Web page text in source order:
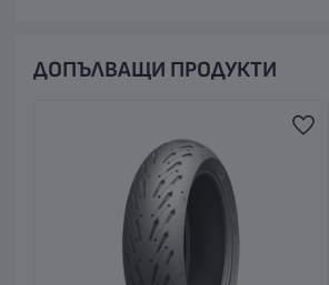
ДОПЪЛВАЩИ ПРОДУКТИ